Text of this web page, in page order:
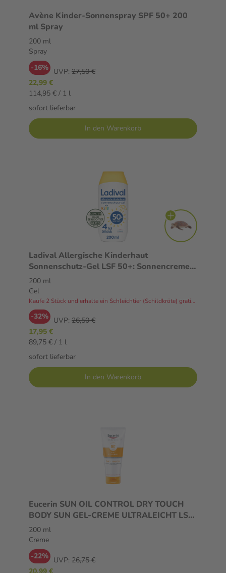
Avène Kinder-Sonnenspray SPF 50+ 200
ml Spray
200 ml
Spray
-16% UVP: 27,50 €
22,99 €
114,95 € / 1 l
sofort lieferbar
In den Warenkorb
Ladival Allergische Kinderhaut
Sonnenschutz-Gel LSF 50+: Sonnencreme
für allergische Kinder- und Babyhaut mit
Neigung zu Sonnenallergie ab 6 Monaten,
pflegend, wasserfest, 200ml
200 ml
Gel
Kaufe 2 Stück und erhalte ein Schleichtier (Schildkröte) gratis dazu!
-32% UVP: 26,50 €
17,95 €
89,75 € / 1 l
sofort lieferbar
In den Warenkorb
Eucerin SUN OIL CONTROL DRY TOUCH
BODY SUN GEL-CREME ULTRALEICHT LSF
50+ 200 ml Creme
200 ml
Creme
-22% UVP: 26,75 €
20,99 €